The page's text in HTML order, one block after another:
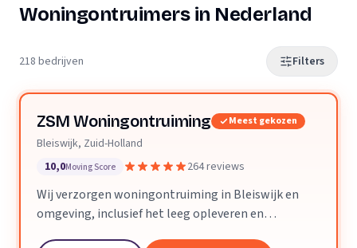
Woningontruimers in Nederland
218 bedrijven Filters
ZSM Woningontruiming Meest gekozen
Bleiswijk, Zuid-Holland
10,0Moving Score 264 reviews
Wij verzorgen woningontruiming in Bleiswijk en
omgeving, inclusief het leeg opleveren en